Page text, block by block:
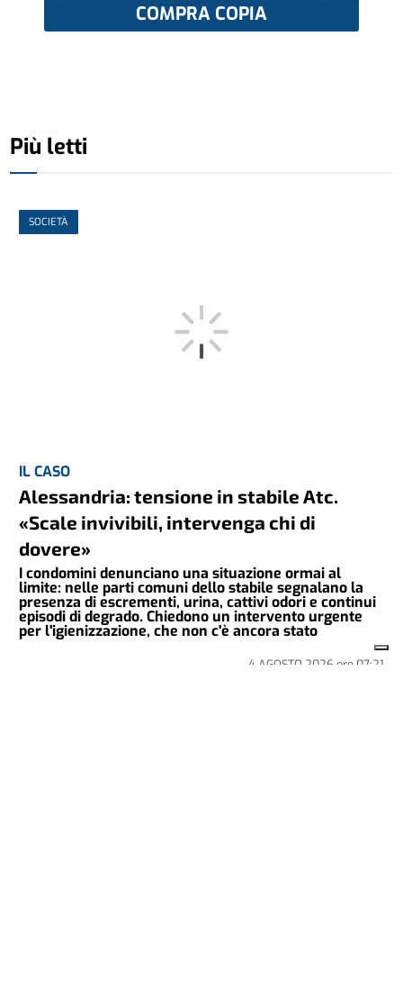
COMPRA COPIA
Più letti
SOCIETÀ
IL CASO
Alessandria: tensione in stabile Atc.
«Scale invivibili, intervenga chi di
dovere»
I condomini denunciano una situazione ormai al
limite: nelle parti comuni dello stabile segnalano la
presenza di escrementi, urina, cattivi odori e continui
episodi di degrado. Chiedono un intervento urgente
per l'igienizzazione, che non c'è ancora stato
4 AGOSTO 2026 ore 07:21